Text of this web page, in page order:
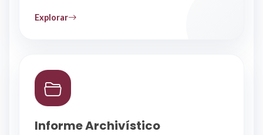
Explorar
Informe Archivístico